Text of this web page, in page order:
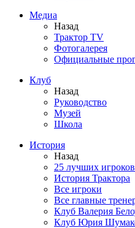
Медиа
Назад
Трактор TV
Фотогалерея
Официальные
Клуб
Назад
Руководство
Музей
Школа
История
Назад
25 лучших
История Трактора
Все игроки
Все главные
Клуб Валерия
Клуб Юрия